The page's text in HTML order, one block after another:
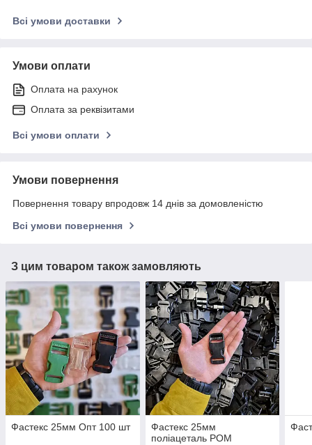
Всі умови доставки
Умови оплати
Оплата на рахунок
Оплата за реквізитами
Всі умови оплати
Умови повернення
Повернення товару впродовж 14 днів за домовленістю
Всі умови повернення
З цим товаром також замовляють
Фастекс 25мм Опт 100 шт
Фастекс 25мм
поліацеталь POM